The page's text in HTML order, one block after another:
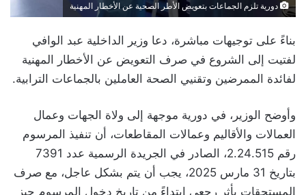
دورية تلزم الجماعات بتعويض الأطر الصحية عن الأخطار المهنية
بناءً على توجيهات مباشرة، دعا وزير الداخلية عبد الوافي
لفتيت إلى الشروع في صرف التعويض عن الأخطار المهنية
لفائدة الممرضين وتقنيي الصحة العاملين بالجماعات الترابية.
وأوضح الوزير، في دورية موجهة إلى ولاة الجهات وعمال
العمالات والأقاليم وعمالات المقاطعات، أن تنفيذ المرسوم
رقم 2.24.515، الصادر في الجريدة الرسمية عدد 7391
بتاريخ 31 مارس 2025، يجب أن يتم بشكل عاجل، مع صرف
المستحقات بأثر رجعي ابتداءً من تاريخ دخول المرسوم حيز